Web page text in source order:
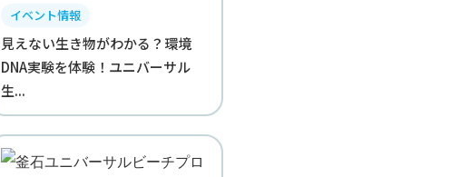
イベント情報
見えない生き物がわかる？環境
DNA実験を体験！ユニバーサル
生...